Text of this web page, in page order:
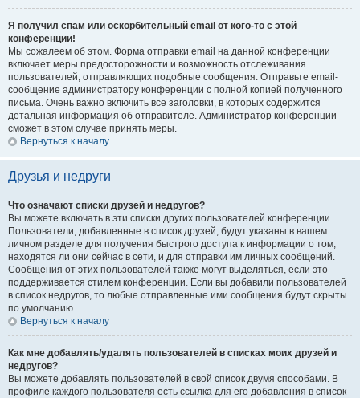
Я получил спам или оскорбительный email от кого-то с этой
конференции!
Мы сожалеем об этом. Форма отправки email на данной конференции
включает меры предосторожности и возможность отслеживания
пользователей, отправляющих подобные сообщения. Отправьте email-
сообщение администратору конференции с полной копией полученного
письма. Очень важно включить все заголовки, в которых содержится
детальная информация об отправителе. Администратор конференции
сможет в этом случае принять меры.
Вернуться к началу
Друзья и недруги
Что означают списки друзей и недругов?
Вы можете включать в эти списки других пользователей конференции.
Пользователи, добавленные в список друзей, будут указаны в вашем
личном разделе для получения быстрого доступа к информации о том,
находятся ли они сейчас в сети, и для отправки им личных сообщений.
Сообщения от этих пользователей также могут выделяться, если это
поддерживается стилем конференции. Если вы добавили пользователей
в список недругов, то любые отправленные ими сообщения будут скрыты
по умолчанию.
Вернуться к началу
Как мне добавлять/удалять пользователей в списках моих друзей и
недругов?
Вы можете добавлять пользователей в свой список двумя способами. В
профиле каждого пользователя есть ссылка для его добавления в список